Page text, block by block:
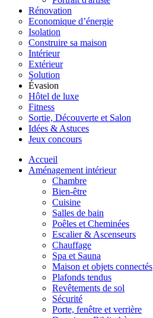
Rénovation
Economique d’énergie
Isolation
Construire sa maison
Intérieur
Extérieur
Solution
Évasion
Hôtel de luxe
Fitness
Sortie, Découverte et Salon
Idées & Astuces
Jeux concours
Accueil
Aménagement intérieur
Chambre
Bien-être
Cuisine
Salles de bain
Poêles et Cheminées
Escalier & Ascenseurs
Chauffage
Spa et Sauna
Maison et objets connectés
Plafonds tendus
Revêtements de sol
Sécurité
Porte, fenêtre et verrière